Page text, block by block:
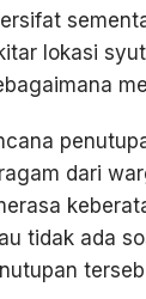
lokasi
dari
tidak ada